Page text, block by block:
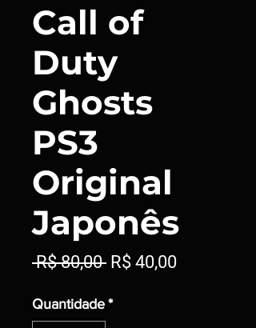
Call of
Duty
Ghosts
PS3
Original
Japonês
R$ 80,00 Preço
R$ 40,00Preço
Quantidade *